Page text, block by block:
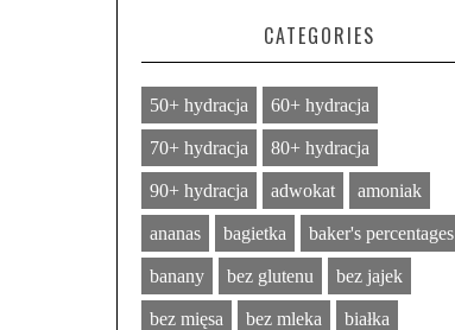
CATEGORIES
50+ hydracja 60+ hydracja
70+ hydracja 80+ hydracja
90+ hydracja adwokat amoniak
ananas bagietka baker's percentages
banany bez glutenu bez jajek
bez mięsa bez mleka białka